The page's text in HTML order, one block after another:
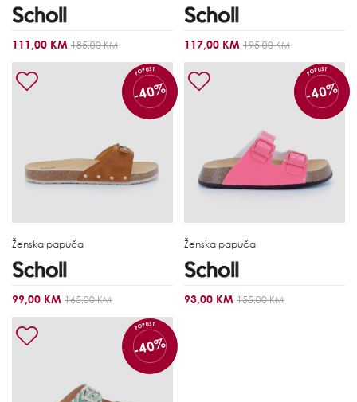
111,00 KM 185,00 KM 117,00 KM 195,00 KM
POPUST
-40%
Ženska papuča
99,00 KM 165,00 KM
POPUST
-40%
Ženska papuča
93,00 KM 155,00 KM
POPUST
-40%